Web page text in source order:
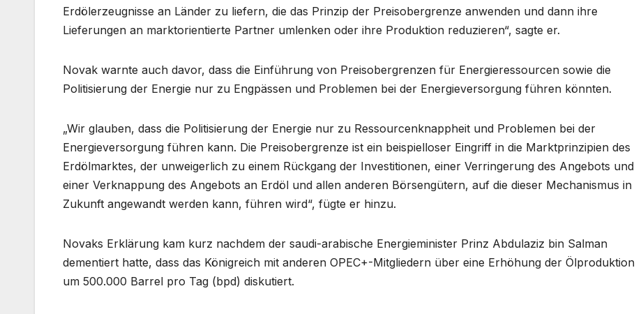
Erdölerzeugnisse an Länder zu liefern, die das Prinzip der Preisobergrenze anwenden und dann ihre
Lieferungen an marktorientierte Partner umlenken oder ihre Produktion reduzieren“, sagte er.
Novak warnte auch davor, dass die Einführung von Preisobergrenzen für Energieressourcen sowie die
Politisierung der Energie nur zu Engpässen und Problemen bei der Energieversorgung führen könnten.
„Wir glauben, dass die Politisierung der Energie nur zu Ressourcenknappheit und Problemen bei der
Energieversorgung führen kann. Die Preisobergrenze ist ein beispielloser Eingriff in die Marktprinzipien des
Erdölmarktes, der unweigerlich zu einem Rückgang der Investitionen, einer Verringerung des Angebots und
einer Verknappung des Angebots an Erdöl und allen anderen Börsengütern, auf die dieser Mechanismus in
Zukunft angewandt werden kann, führen wird“, fügte er hinzu.
Novaks Erklärung kam kurz nachdem der saudi-arabische Energieminister Prinz Abdulaziz bin Salman
dementiert hatte, dass das Königreich mit anderen OPEC+-Mitgliedern über eine Erhöhung der Ölproduktion
um 500.000 Barrel pro Tag (bpd) diskutiert.